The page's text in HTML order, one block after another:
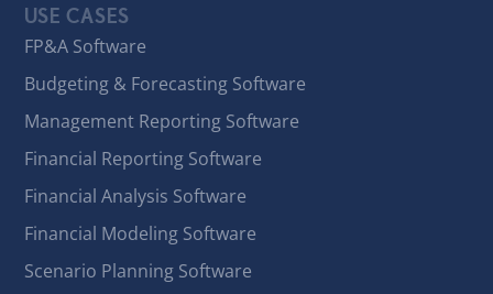
USE CASES
FP&A Software
Budgeting & Forecasting Software
Management Reporting Software
Financial Reporting Software
Financial Analysis Software
Financial Modeling Software
Scenario Planning Software